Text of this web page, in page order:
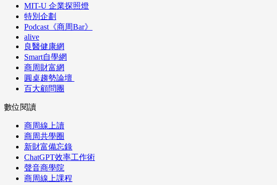
MIT-U 企業探照燈
特別企劃
Podcast《商周Bar》
alive
良醫健康網
Smart自學網
商周財富網
圓桌趨勢論壇
百大顧問團
數位閱讀
商周線上讀
商周共學圈
新財富備忘錄
ChatGPT效率工作術
聲音商學院
商周線上課程